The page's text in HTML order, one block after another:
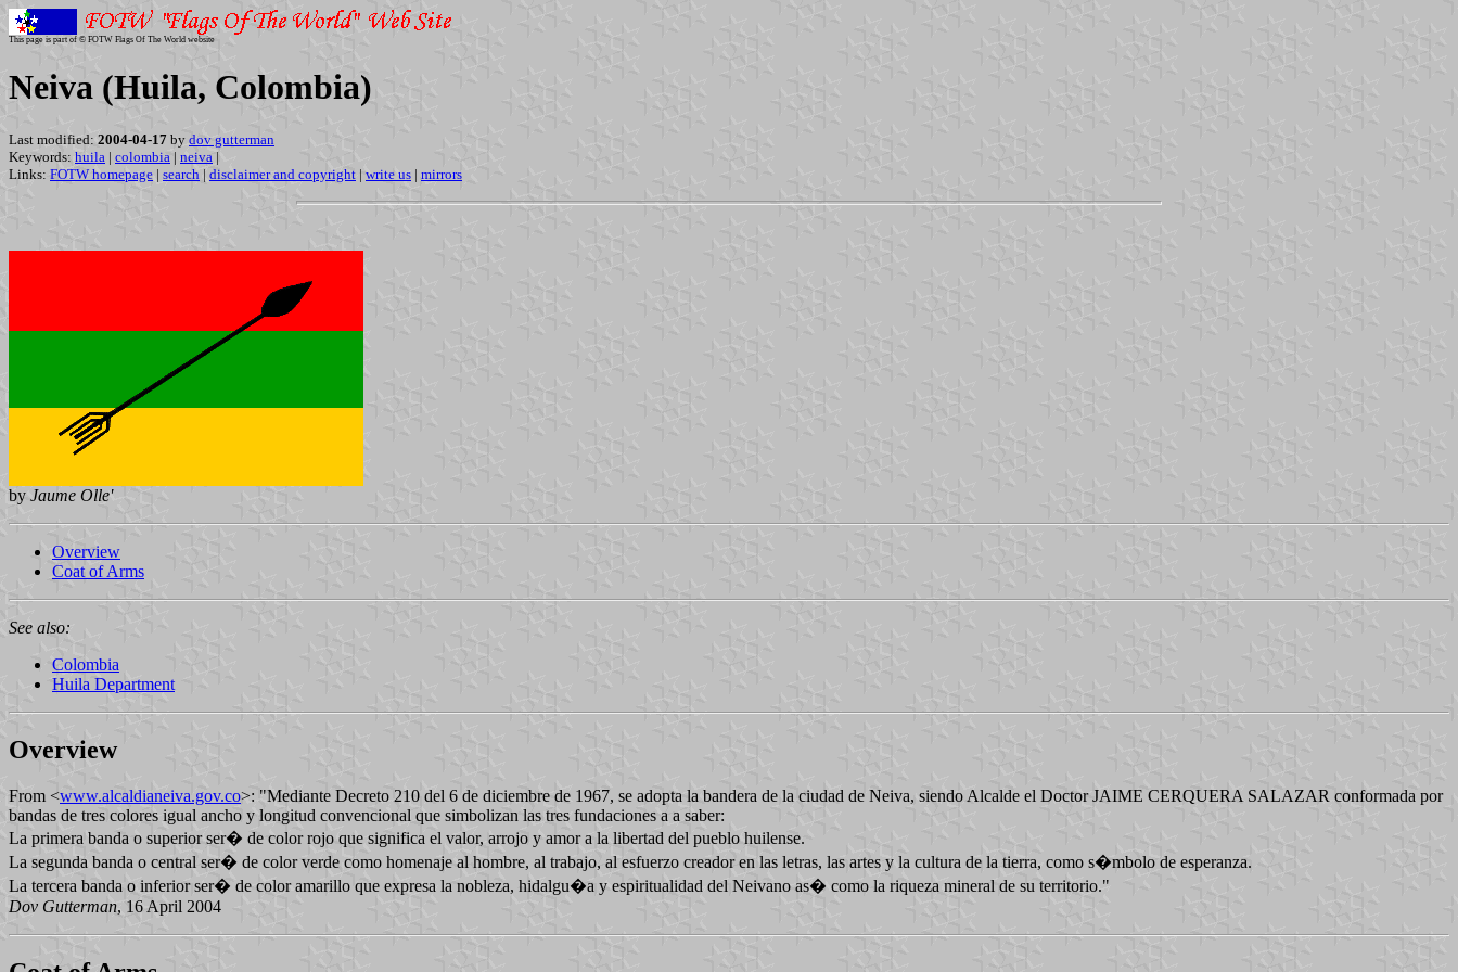
This page is part of © FOTW Flags Of The World website
Neiva (Huila, Colombia)
Last modified: 2004-04-17 by dov gutterman
Keywords: huila | colombia | neiva |
Links: FOTW homepage | search | disclaimer and copyright | write us | mirrors
by Jaume Olle'
Overview
Coat of Arms
See also:
Colombia
Huila Department
Overview
From <www.alcaldianeiva.gov.co>: "Mediante Decreto 210 del 6 de diciembre de 1967, se adopta la bandera de la ciudad de Neiva, siendo Alcalde el Doctor JAIME CERQUERA SALAZAR conformada por
bandas de tres colores igual ancho y longitud convencional que simbolizan las tres fundaciones a a saber:
La primera banda o superior ser� de color rojo que significa el valor, arrojo y amor a la libertad del pueblo huilense.
La segunda banda o central ser� de color verde como homenaje al hombre, al trabajo, al esfuerzo creador en las letras, las artes y la cultura de la tierra, como s�mbolo de esperanza.
La tercera banda o inferior ser� de color amarillo que expresa la nobleza, hidalgu�a y espiritualidad del Neivano as� como la riqueza mineral de su territorio."
Dov Gutterman, 16 April 2004